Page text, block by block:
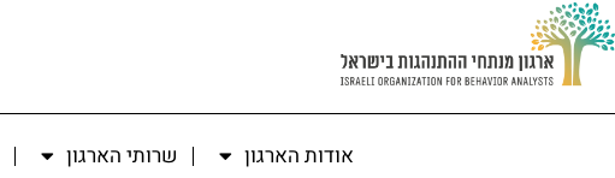
אודות הארגון שרותי הארגון